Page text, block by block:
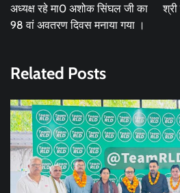
अध्यक्ष रहे मा0 अशोक सिंघल जी का
98 वां अवतरण दिवस मनाया गया ।
Related Posts